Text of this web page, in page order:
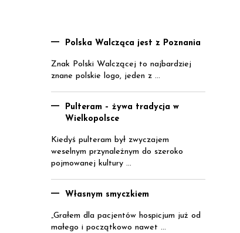
Polska Walcząca jest z Poznania
Znak Polski Walczącej to najbardziej
znane polskie logo, jeden z ...
Pulteram – żywa tradycja w
Wielkopolsce
Kiedyś pulteram był zwyczajem
weselnym przynależnym do szeroko
pojmowanej kultury ...
Własnym smyczkiem
„Grałem dla pacjentów hospicjum już od
małego i początkowo nawet ...